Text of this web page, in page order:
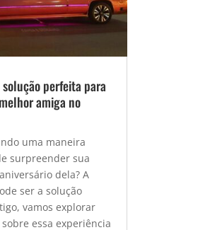
perfeita para
amiga no
uma maneira
surpreender sua
dela? A
ser a solução
vamos explorar
essa experiência